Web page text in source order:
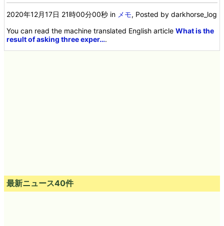
2020年12月17日 21時00分00秒 in メモ, Posted by darkhorse_log
You can read the machine translated English articleWhat is the
result of asking three exper….
最新ニュース40件